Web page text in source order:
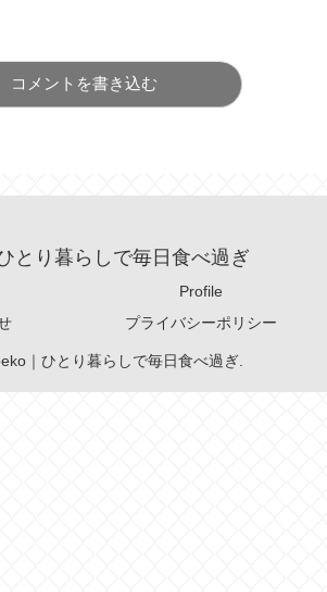
コメントを書き込む
とり暮らしで毎日食べ過ぎ
Profile
プライバシーポリシー
｜ひとり暮らしで毎日食べ過ぎ.